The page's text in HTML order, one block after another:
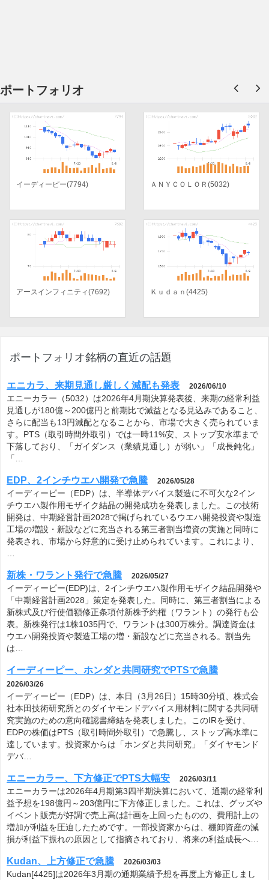
ポートフォリオ
イーディーピー(7794) ＡＮＹＣＯＬＯＲ(5032)
アースインフィニティ(7692) Ｋｕｄａｎ(4425)
ポートフォリオ銘柄の直近の話題
エニカラ、来期見通し厳しく減配も発表 2026/06/10
エニーカラー（5032）は2026年4月期決算発表後、来期の経常利益
見通しが180億～200億円と前期比で減益となる見込みであること、
さらに配当も13円減配となることから、市場で大きく売られていま
す。PTS（取引時間外取引）では一時11%安、ストップ安水準まで
下落しており、「ガイダンス（業績見通し）が弱い」「成長鈍化」
「…
EDP、2インチウエハ開発で急騰 2026/05/28
イーディーピー（EDP）は、半導体デバイス製造に不可欠な2イン
チウエハ製作用モザイク結晶の開発成功を発表しました。この技術
開発は、中期経営計画2028で掲げられているウエハ開発投資や製造
工場の増設・新設などに充当される第三者割当増資の実施と同時に
発表され、市場から好意的に受け止められています。これにより、
新株・ワラント発行で急騰 2026/05/27
イーディーピー(EDP)は、2インチウエハ製作用モザイク結晶開発や
「中期経営計画2028」策定を発表した。同時に、第三者割当による
新株式及び行使価額修正条項付新株予約権（ワラント）の発行も公
表。新株発行は1株1035円で、ワラントは300万株分。調達資金は
ウエハ開発投資や製造工場の増・新設などに充当される。割当先
は…
イーディーピー、ホンダと共同研究でPTSで急騰
2026/03/26
イーディーピー（EDP）は、本日（3月26日）15時30分頃、株式会
社本田技術研究所とのダイヤモンドデバイス用材料に関する共同研
究実施のための意向確認書締結を発表しました。このIRを受け、
EDPの株価はPTS（取引時間外取引）で急騰し、ストップ高水準に
達しています。投資家からは「ホンダと共同研究」「ダイヤモンド
デバ…
エニーカラー、下方修正でPTS大幅安 2026/03/11
エニーカラーは2026年4月期第3四半期決算において、通期の経常利
益予想を198億円～203億円に下方修正しました。これは、グッズや
イベント販売が好調で売上高は計画を上回ったものの、費用計上の
増加が利益を圧迫したためです。一部投資家からは、棚卸資産の減
損が利益下振れの原因として指摘されており、将来の利益成長へ…
Kudan、上方修正で急騰 2026/03/03
Kudan[4425]は2026年3月期の通期業績予想を再度上方修正しまし